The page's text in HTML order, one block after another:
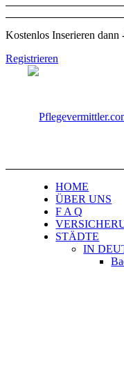
Kostenlos Inserieren dann
Registrieren
HOME
ÜBER UNS
F A Q
STÄDTE
IN